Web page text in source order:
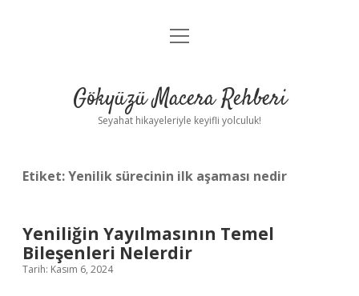
Anasayfa
Yasal Uyarı
menüyü
Gökyüzü Macera Rehberi
Seyahat hikayeleriyle keyifli yolculuk!
Etiket:Yenilik sürecinin ilk aşaması nedir
Yeniliğin Yayılmasının Temel
Bileşenleri Nelerdir
Tarih: Kasım 6, 2024